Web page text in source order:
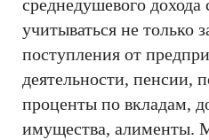
среднедушевого дохода
учитываться не только
поступления от
деятельности, пенсии,
проценты по вкладам,
имущества, алименты.